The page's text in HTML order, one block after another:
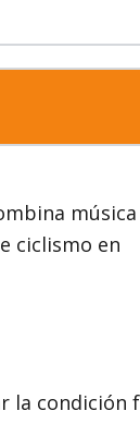
música
ciclismo en
la condición